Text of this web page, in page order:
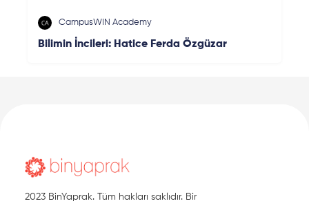
CampusWIN Academy
Bilimin İncileri: Hatice Ferda Özgüzar
2023 BinYaprak. Tüm hakları saklıdır. Bir